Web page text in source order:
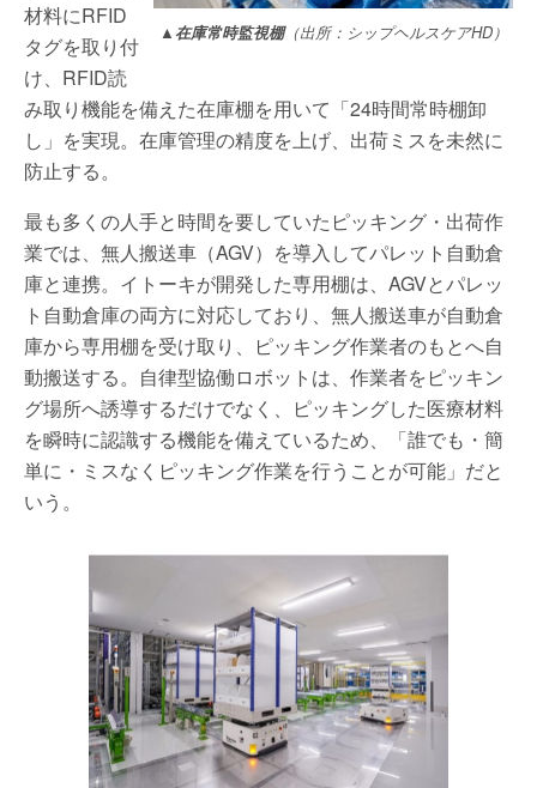
▲在庫常時監視棚（出所：シップヘルスケアHD）
材料にRFID
タグを取り付
け、RFID読
み取り機能を備えた在庫棚を用いて「24時間常時棚卸
し」を実現。在庫管理の精度を上げ、出荷ミスを未然に
防止する。
最も多くの人手と時間を要していたピッキング・出荷作
業では、無人搬送車（AGV）を導入してパレット自動倉
庫と連携。イトーキが開発した専用棚は、AGVとパレッ
ト自動倉庫の両方に対応しており、無人搬送車が自動倉
庫から専用棚を受け取り、ピッキング作業者のもとへ自
動搬送する。自律型協働ロボットは、作業者をピッキン
グ場所へ誘導するだけでなく、ピッキングした医療材料
を瞬時に認識する機能を備えているため、「誰でも・簡
単に・ミスなくピッキング作業を行うことが可能」だと
いう。